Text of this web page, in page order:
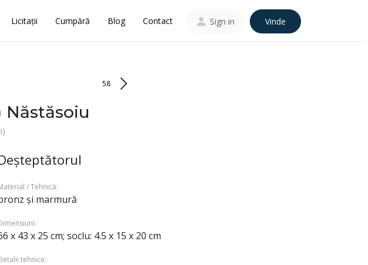
Licitații Cumpără Blog Contact Sign in Vinde
58
Năstăsoiu
/ Tehnică:
și marmură
x 43 x 25 cm; soclu: 4.5 x 15 x 20 cm
tehnice: